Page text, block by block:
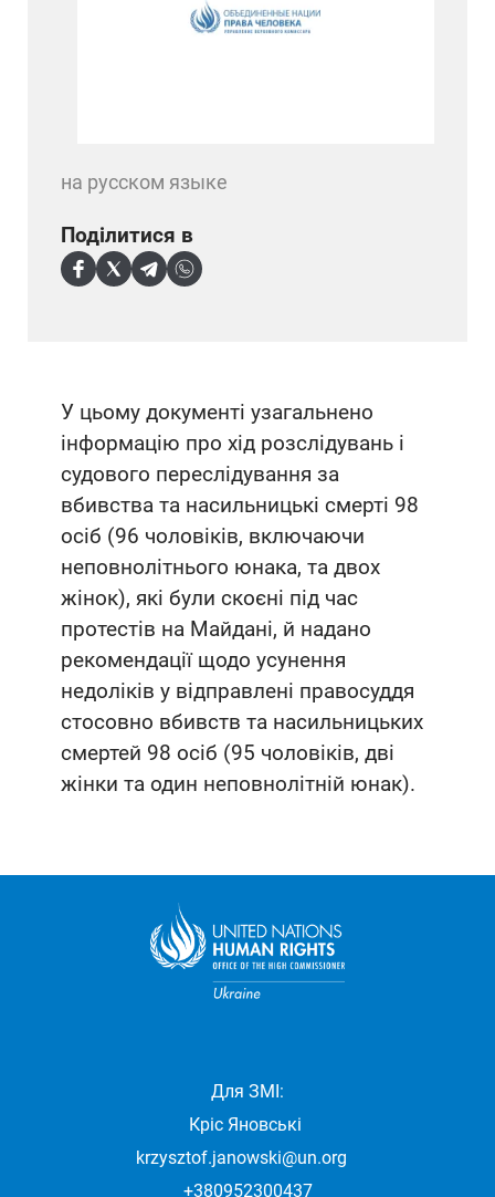
У цьому документі узагальнено
інформацію про хід розслідувань і
судового переслідування за
вбивства та насильницькі смерті 98
осіб (96 чоловіків, включаючи
неповнолітнього юнака, та двох
жінок), які були скоєні під час
протестів на Майдані, й надано
рекомендації щодо усунення
недоліків у відправлені правосуддя
стосовно вбивств та насильницьких
смертей 98 осіб (95 чоловіків, дві
жінки та один неповнолітній юнак).
на русском языке
Поділитися в
Для ЗМІ:
Кріс Яновські
krzysztof.janowski@un.org
+380952300437